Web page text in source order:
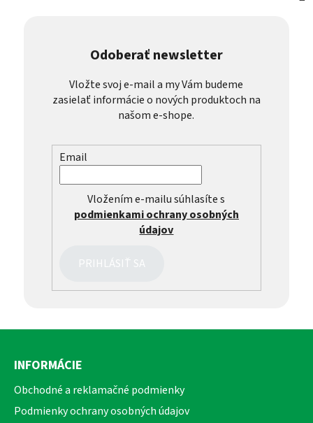
Odoberať newsletter
Vložte svoj e-mail a my Vám budeme
zasielať informácie o nových produktoch na
našom e-shope.
Email
Vložením e-mailu súhlasíte s
podmienkami ochrany osobných
údajov
PRIHLÁSIŤ SA
Z
INFORMÁCIE
Obchodné a reklamačné podmienky
Podmienky ochrany osobných údajov